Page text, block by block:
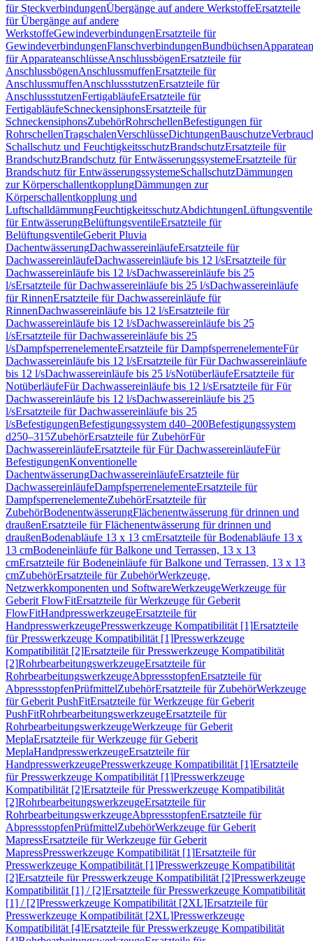
für SteckverbindungenÜbergänge auf andere WerkstoffeErsatzteile
für Übergänge auf andere
WerkstoffeGewindeverbindungenErsatzteile für
GewindeverbindungenFlanschverbindungenBundbüchsen
für ApparateanschlüsseAnschlussbögenErsatzteile für
AnschlussbögenAnschlussmuffenErsatzteile für
AnschlussmuffenAnschlussstutzenErsatzteile für
AnschlussstutzenFertigabläufeErsatzteile für
FertigabläufeSchneckensiphonsErsatzteile für
SchneckensiphonsZubehörRohrschellenBefestigungen für
RohrschellenTragschalenVerschlüsseDichtungenBauschutze
Schallschutz und FeuchtigkeitsschutzBrandschutzErsatzteile für
BrandschutzBrandschutz für EntwässerungssystemeErsatzteile für
Brandschutz für EntwässerungssystemeSchallschutzDämmungen
zur KörperschallentkopplungDämmungen zur
Körperschallentkopplung und
LuftschalldämmungFeuchtigkeitsschutzAbdichtungenLüftungsventile
für EntwässerungBelüftungsventileErsatzteile für
BelüftungsventileGeberit Pluvia
DachentwässerungDachwassereinläufeErsatzteile für
DachwassereinläufeDachwassereinläufe bis 12 l/sErsatzteile für
Dachwassereinläufe bis 12 l/sDachwassereinläufe bis 25
l/sErsatzteile für Dachwassereinläufe bis 25 l/sDachwassereinläufe
für RinnenErsatzteile für Dachwassereinläufe für
RinnenDachwassereinläufe bis 12 l/sErsatzteile für
Dachwassereinläufe bis 12 l/sDachwassereinläufe bis 25
l/sErsatzteile für Dachwassereinläufe bis 25
l/sDampfsperrenelementeErsatzteile für DampfsperrenelementeFür
Dachwassereinläufe bis 12 l/sErsatzteile für Für Dachwassereinläufe
bis 12 l/sDachwassereinläufe bis 25 l/sNotüberläufeErsatzteile für
NotüberläufeFür Dachwassereinläufe bis 12 l/sErsatzteile für Für
Dachwassereinläufe bis 12 l/sDachwassereinläufe bis 25
l/sErsatzteile für Dachwassereinläufe bis 25
l/sBefestigungenBefestigungssystem d40–200Befestigungssystem
d250–315ZubehörErsatzteile für ZubehörFür
DachwassereinläufeErsatzteile für Für DachwassereinläufeFür
BefestigungenKonventionelle
DachentwässerungDachwassereinläufeErsatzteile für
DachwassereinläufeDampfsperrenelementeErsatzteile für
DampfsperrenelementeZubehörErsatzteile für
ZubehörBodenentwässerungFlächenentwässerung für drinnen und
draußenErsatzteile für Flächenentwässerung für drinnen und
draußenBodenabläufe 13 x 13 cmErsatzteile für Bodenabläufe 13 x
13 cmBodeneinläufe für Balkone und Terrassen, 13 x 13
cmErsatzteile für Bodeneinläufe für Balkone und Terrassen, 13 x 13
cmZubehörErsatzteile für ZubehörWerkzeuge,
Netzwerkkomponenten und SoftwareWerkzeugeWerkzeuge für
Geberit FlowFitErsatzteile für Werkzeuge für Geberit
FlowFitHandpresswerkzeugeErsatzteile für
HandpresswerkzeugePresswerkzeuge Kompatibilität [1]Ersatzteile
für Presswerkzeuge Kompatibilität [1]Presswerkzeuge
Kompatibilität [2]Ersatzteile für Presswerkzeuge Kompatibilität
[2]RohrbearbeitungswerkzeugeErsatzteile für
RohrbearbeitungswerkzeugeAbpressstopfenErsatzteile für
AbpressstopfenPrüfmittelZubehörErsatzteile für ZubehörWerkzeuge
für Geberit PushFitErsatzteile für Werkzeuge für Geberit
PushFitRohrbearbeitungswerkzeugeErsatzteile für
RohrbearbeitungswerkzeugeWerkzeuge für Geberit
MeplaErsatzteile für Werkzeuge für Geberit
MeplaHandpresswerkzeugeErsatzteile für
HandpresswerkzeugePresswerkzeuge Kompatibilität [1]Ersatzteile
für Presswerkzeuge Kompatibilität [1]Presswerkzeuge
Kompatibilität [2]Ersatzteile für Presswerkzeuge Kompatibilität
[2]RohrbearbeitungswerkzeugeErsatzteile für
RohrbearbeitungswerkzeugeAbpressstopfenErsatzteile für
AbpressstopfenPrüfmittelZubehörWerkzeuge für Geberit
MapressErsatzteile für Werkzeuge für Geberit
MapressPresswerkzeuge Kompatibilität [1]Ersatzteile für
Presswerkzeuge Kompatibilität [1]Presswerkzeuge Kompatibilität
[2]Ersatzteile für Presswerkzeuge Kompatibilität [2]Presswerkzeuge
Kompatibilität [1] / [2]Ersatzteile für Presswerkzeuge Kompatibilität
[1] / [2]Presswerkzeuge Kompatibilität [2XL]Ersatzteile für
Presswerkzeuge Kompatibilität [2XL]Presswerkzeuge
Kompatibilität [4]Ersatzteile für Presswerkzeuge Kompatibilität